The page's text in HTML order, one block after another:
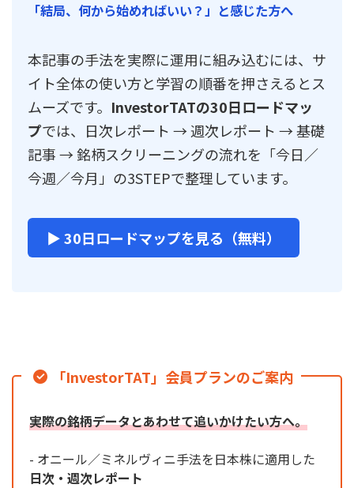
「結局、何から始めればいい？」と感じた方へ
本記事の手法を実際に運用に組み込むには、サ
イト全体の使い方と学習の順番を押さえるとス
ムーズです。 InvestorTATの30日ロードマッ
プでは、日次レポート → 週次レポート → 基礎
記事 → 銘柄スクリーニングの流れを「今日／
今週／今月」の3STEPで整理しています。
▶ 30日ロードマップを見る（無料）
「InvestorTAT」会員プランのご案内
実際の銘柄データとあわせて追いかけたい方へ。
- オニール／ミネルヴィニ手法を日本株に適用した
日次・週次レポート